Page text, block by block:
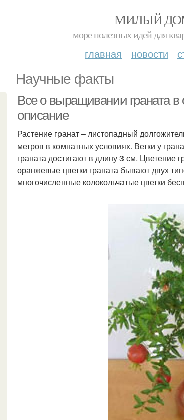
МИЛЫЙ
море полезных идей для
главная новости
Научные факты
Все о выращивании граната в
описание
Растение гранат – листопадный
метров в комнатных условиях. Ветки у
граната достигают в длину 3 см. Цветение
оранжевые цветки граната бывают двух
многочисленные колокольчатые цветки